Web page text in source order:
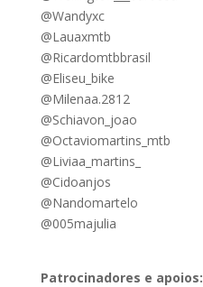
@Wandyxc
@Lauaxmtb
@Ricardomtbbrasil
@Eliseu_bike
@Milenaa.2812
@Schiavon_joao
@Octaviomartins_mtb
@Liviaa_martins_
@Cidoanjos
@Nandomartelo
@005majulia
Patrocinadores e apoios: